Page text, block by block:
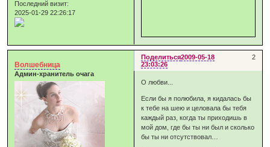
Последний визит:
2025-01-29 22:26:17
Поделиться 2
2009-05-18
23:03:26
Волшебница
Админ-хранитель очага
О любви...
Если бы я полюбила, я кидалась бы
к тебе на шею и целовала бы тебя
каждый раз, когда ты приходишь в
мой дом, где бы ты ни был и сколько
бы ты ни отсутствовал…